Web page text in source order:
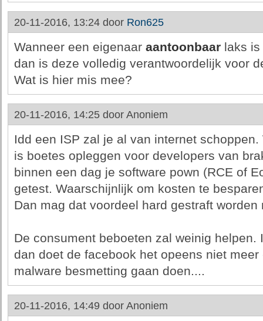
20-11-2016, 13:24 door Ron625
Wanneer een eigenaar aantoonbaarlaks is
dan is deze volledig verantwoordelijk voor
Wat is hier mis mee?
20-11-2016, 14:25 door Anoniem
Idd een ISP zal je al van internet
is boetes opleggen voor developers van
binnen een dag je software pown (RCE of
getest. Waarschijnlijk om kosten te
Dan mag dat voordeel hard gestraft worden
De consument beboeten zal weinig helpen.
dan doet de facebook het opeens niet
malware besmetting gaan doen....
20-11-2016, 14:49 door Anoniem